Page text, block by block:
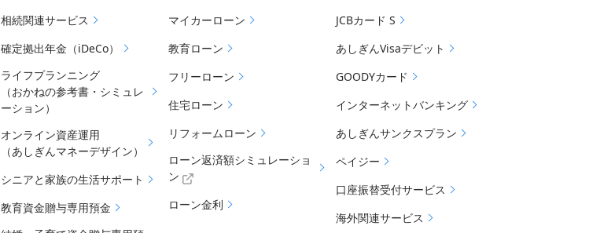
相続関連サービス
確定拠出年金（iDeCo）
ライフプランニング
（おかねの参考書・シミュレ
ーション）
オンライン資産運用
（あしぎんマネーデザイン）
シニアと家族の生活サポート
教育資金贈与専用預金
マイカーローン
教育ローン
フリーローン
住宅ローン
リフォームローン
ローン返済額シミュレーショ
ン
ローン金利
JCBカード S
あしぎんVisaデビット
GOODYカード
インターネットバンキング
あしぎんサンクスプラン
ペイジー
口座振替受付サービス
海外関連サービス